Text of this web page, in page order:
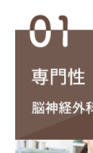
2026年10月1日（
ゴールデンウィ
期間中、電話受
2026年5月2日